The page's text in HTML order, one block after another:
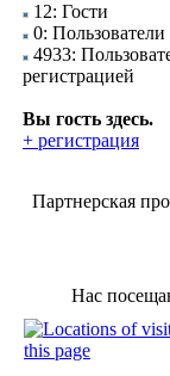
12: Гости
0: Пользователи
4933:
регистрацией
Вы гость здесь.
+ регистрация
Партнерская
Нас